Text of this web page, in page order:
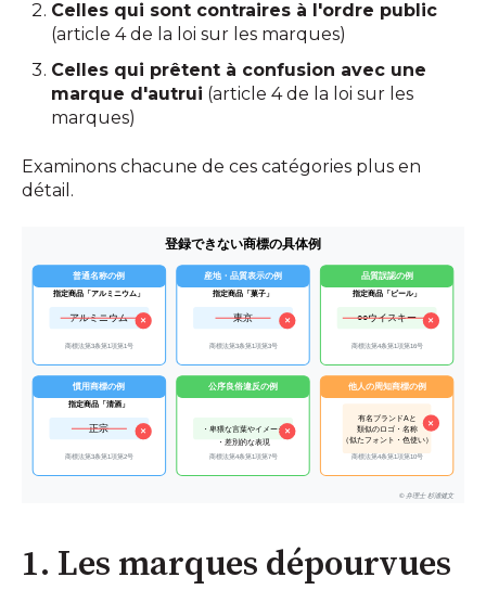
Celles qui sont contraires à l'ordre public
(article 4 de la loi sur les marques)
Celles qui prêtent à confusion avec une
marque d'autrui (article 4 de la loi sur les
marques)
Examinons chacune de ces catégories plus en
détail.
1. Les marques dépourvues